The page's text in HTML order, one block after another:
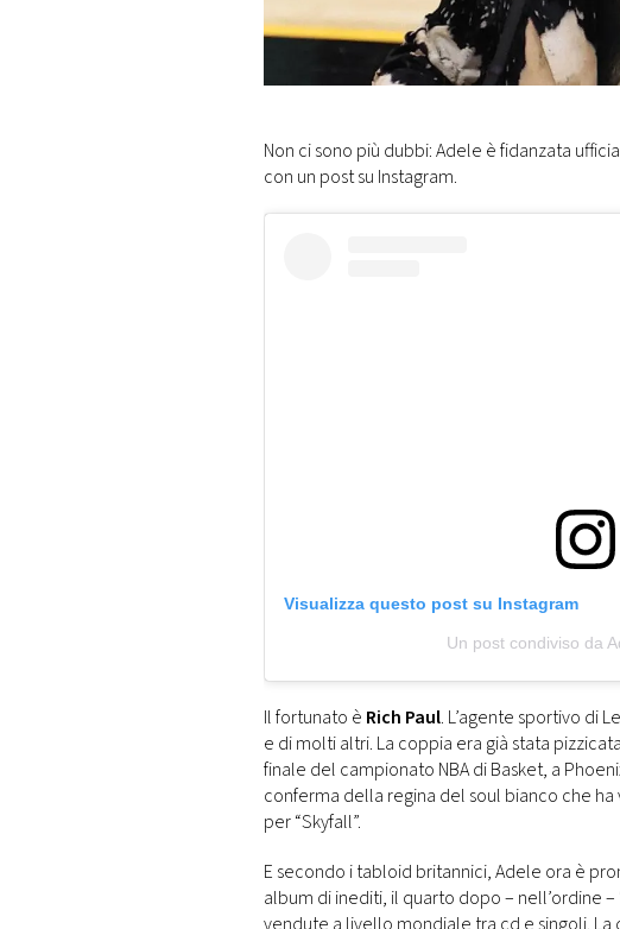
DI
MONACO
Non ci sono più dubbi: Adele è fidanzata
con un post su Instagram.
Visualizza questo post su Instagram
Un post condiviso da
Il fortunato è Rich Paul. L’agente sportivo di
e di molti altri. La coppia era già stata
finale del campionato NBA di Basket, a
conferma della regina del soul bianco che
per “Skyfall”.
E secondo i tabloid britannici, Adele ora è
album di inediti, il quarto dopo – nell’ordine –